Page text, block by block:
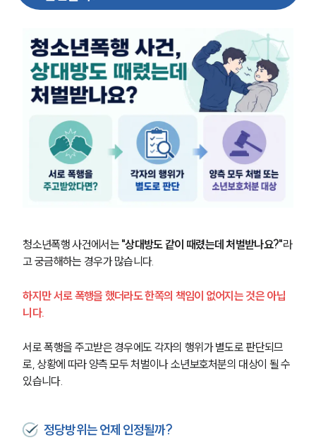
청소년폭행 사건에서는 "상대방도 같이 때렸는데 처벌받나요?"라
고 궁금해하는 경우가 많습니다.
하지만 서로 폭행을 했더라도 한쪽의 책임이 없어지는 것은 아닙
니다.
서로 폭행을 주고받은 경우에도 각자의 행위가 별도로 판단되므
로, 상황에 따라 양측 모두 처벌이나 소년보호처분의 대상이 될 수
있습니다.
정당방위는 언제 인정될까?